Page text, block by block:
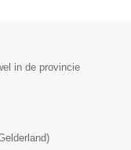
in de provincie
)